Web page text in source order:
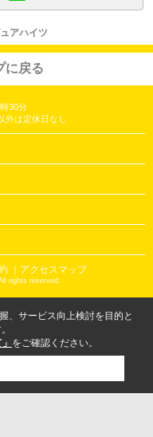
アハイツ
に戻る
30分
外は定休日なし
｜アクセスマップ
rights reserved.
、サービス向上検討を目的と
をご確認ください。